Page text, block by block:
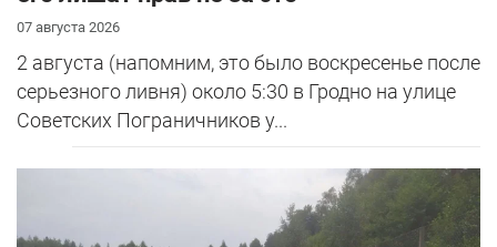
07 августа 2026
2 августа (напомним, это было воскресенье после
серьезного ливня) около 5:30 в Гродно на улице
Советских Пограничников у...